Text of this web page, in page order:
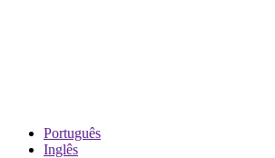
Português
Inglês